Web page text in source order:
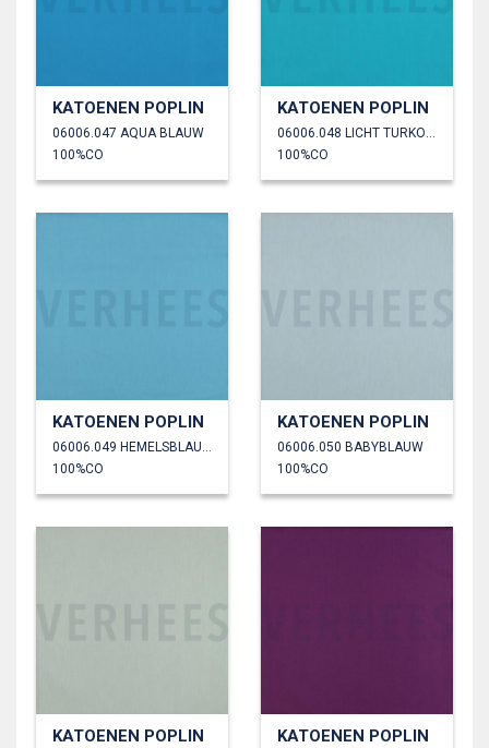
KATOENEN POPLIN
06006.047 AQUA BLAUW
100%CO
KATOENEN POPLIN
06006.048 LICHT TURKOISE
100%CO
KATOENEN POPLIN
06006.049 HEMELSBLAUW
100%CO
KATOENEN POPLIN
06006.050 BABYBLAUW
100%CO
KATOENEN POPLIN KATOENEN POPLIN